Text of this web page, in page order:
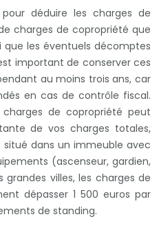
déduire les charges de
charges de copropriété que
que les éventuels décomptes
important de conserver ces
au moins trois ans, car
en cas de contrôle fiscal.
de copropriété peut
de vos charges totales,
dans un immeuble avec
(ascenseur, gardien,
grandes villes, les charges de
dépasser 1 500 euros par
de standing.